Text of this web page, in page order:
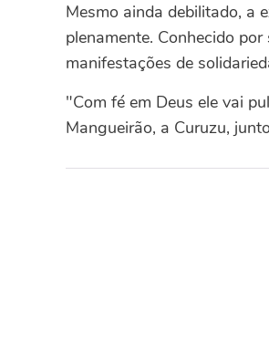
Mesmo ainda debilitado, a
plenamente. Conhecido
manifestações de
"Com fé em Deus ele vai
Mangueirão, a Curuzu,